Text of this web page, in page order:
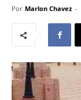
Por Marlon Chavez -